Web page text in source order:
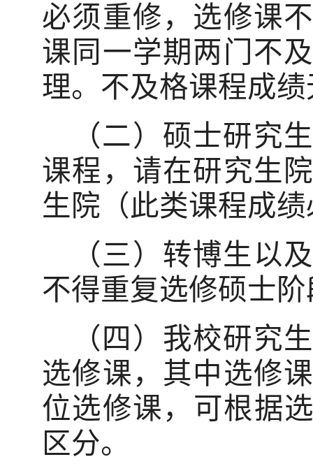
必须重修，选修课
课同一学期两门不
理。不及格课程成
（二）硕士研究
课程，请在研究生
生院（此类课程成
（三）转博生以
不得重复选修硕士
（四）我校研究
选修课，其中选修
位选修课，可根据
区分。